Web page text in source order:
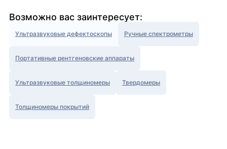
Возможно вас заинтересует:
Ультразвуковые дефектоскопы Ручные спектрометры
Портативные рентгеновские аппараты
Ультразвуковые толщиномеры Твердомеры
Толщиномеры покрытий